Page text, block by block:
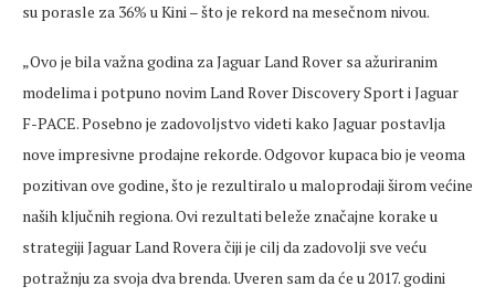
su porasle za 36% u Kini – što je rekord na mesečnom nivou.
„Ovo je bila važna godina za Jaguar Land Rover sa ažuriranim
modelima i potpuno novim Land Rover Discovery Sport i Jaguar
F-PACE. Posebno je zadovoljstvo videti kako Jaguar postavlja
nove impresivne prodajne rekorde. Odgovor kupaca bio je veoma
pozitivan ove godine, što je rezultiralo u maloprodaji širom većine
naših ključnih regiona. Ovi rezultati beleže značajne korake u
strategiji Jaguar Land Rovera čiji je cilj da zadovolji sve veću
potražnju za svoja dva brenda. Uveren sam da će u 2017. godini